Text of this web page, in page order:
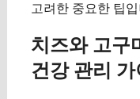
고려한 중요한 팁
치즈와 고구
건강 관리